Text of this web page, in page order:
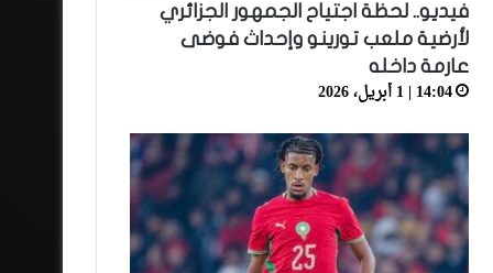
فيديو.. لحظة اجتياح الجمهور الجزائري
لأرضية ملعب تورينو وإحداث فوضى
عارمة داخله
14:04 | 1 أبريل، 2026